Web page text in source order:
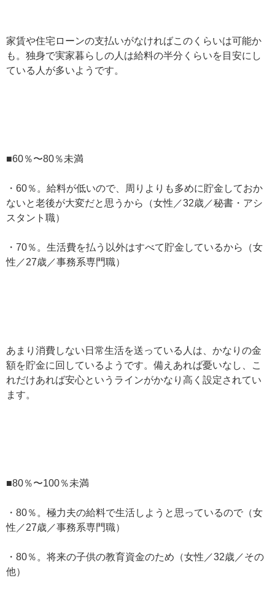
家賃や住宅ローンの支払いがなければこのくらいは可能か
も。独身で実家暮らしの人は給料の半分くらいを目安にし
ている人が多いようです。
■60％〜80％未満
・60％。給料が低いので、周りよりも多めに貯金しておか
ないと老後が大変だと思うから（女性／32歳／秘書・アシ
スタント職）
・70％。生活費を払う以外はすべて貯金しているから（女
性／27歳／事務系専門職）
あまり消費しない日常生活を送っている人は、かなりの金
額を貯金に回しているようです。備えあれば憂いなし、こ
れだけあれば安心というラインがかなり高く設定されてい
ます。
■80％〜100％未満
・80％。極力夫の給料で生活しようと思っているので（女
性／27歳／事務系専門職）
・80％。将来の子供の教育資金のため（女性／32歳／その
他）